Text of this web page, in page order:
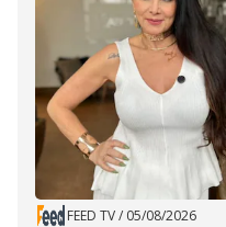
FEED TV/ 05/08/2026